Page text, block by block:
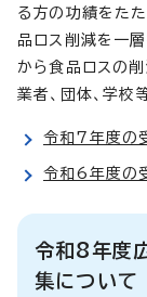
る方の功績をたた
品ロス削減を一
から食品ロスの
業者、団体、学校
令和7年度の
令和6年度の
令和8年度
集について